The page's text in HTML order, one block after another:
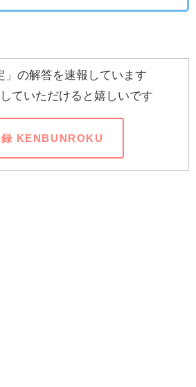
」の解答を速報しています
ていただけると嬉しいです
録 KENBUNROKU